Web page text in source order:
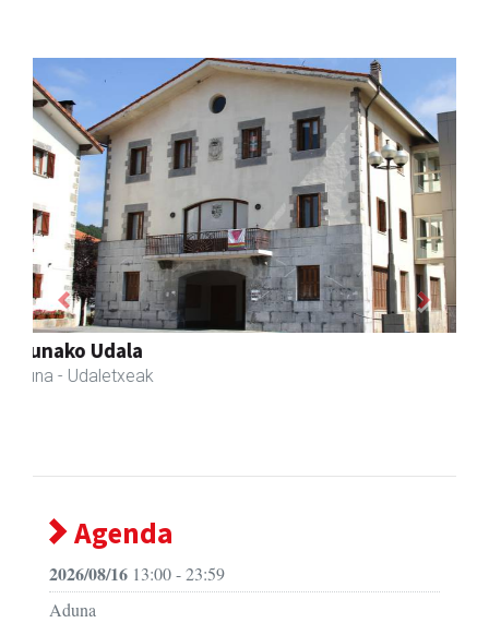
AMC Mecanocaucho
Asteasu - Industria hornidurak
Previous Next
Agenda
2026/08/16 13:00 - 23:59
Aduna